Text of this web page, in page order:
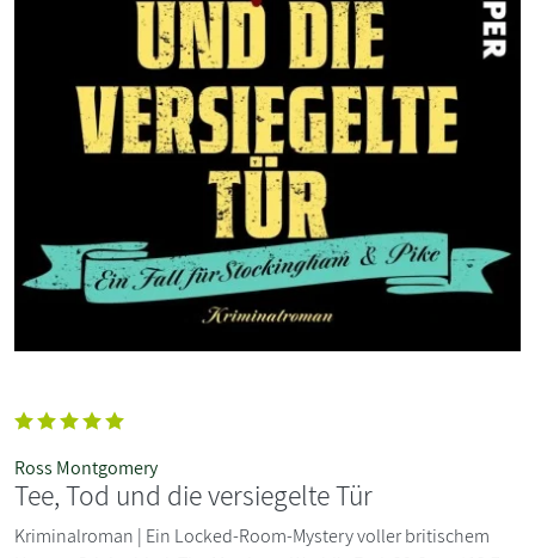
Ross Montgomery
Tee, Tod und die versiegelte Tür
Kriminalroman | Ein Locked-Room-Mystery voller britischem